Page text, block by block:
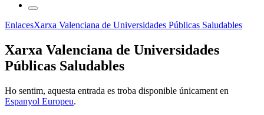
EnlacesXarxa Valenciana de Universidades Públicas Saludables
Xarxa Valenciana de Universidades
Públicas Saludables
Ho sentim, aquesta entrada es troba disponible únicament en
Espanyol Europeu.